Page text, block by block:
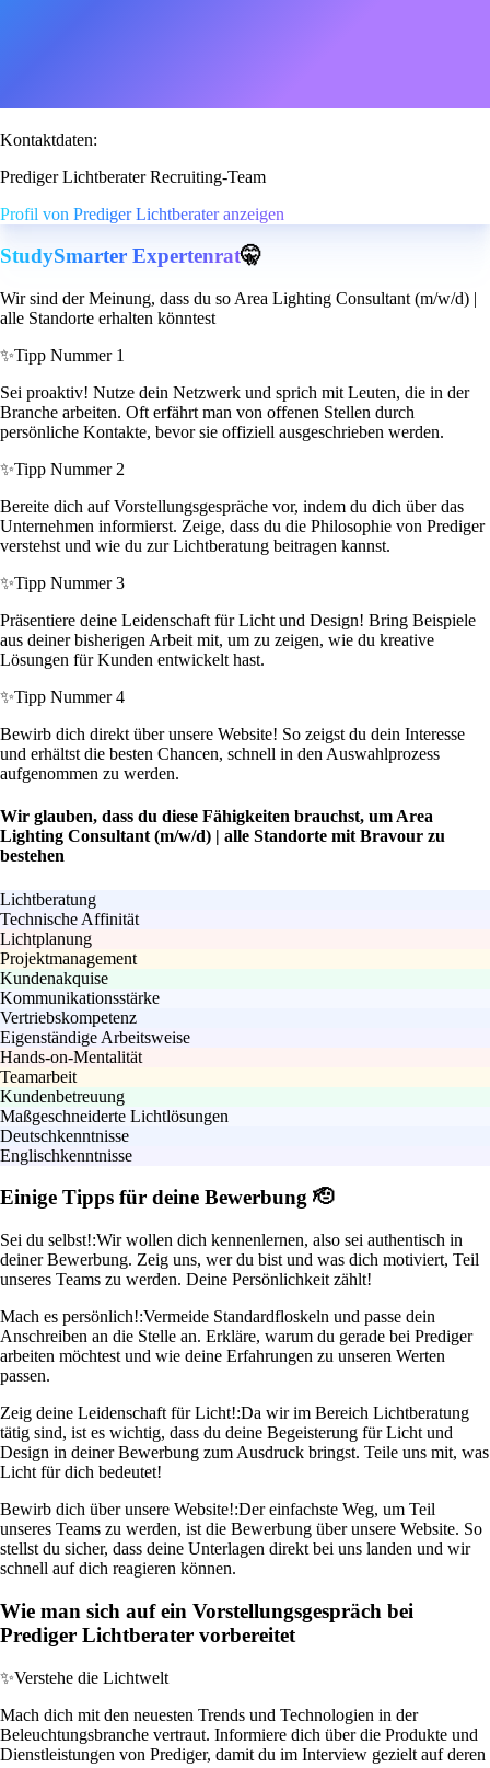
Kontaktdaten:
Prediger Lichtberater Recruiting-Team
Profil von Prediger Lichtberater anzeigen
StudySmarter Expertenrat🤫
Wir sind der Meinung, dass du so Area Lighting Consultant (m/w/d) |
alle Standorte erhalten könntest
✨Tipp Nummer 1
Sei proaktiv! Nutze dein Netzwerk und sprich mit Leuten, die in der
Branche arbeiten. Oft erfährt man von offenen Stellen durch
persönliche Kontakte, bevor sie offiziell ausgeschrieben werden.
✨Tipp Nummer 2
Bereite dich auf Vorstellungsgespräche vor, indem du dich über das
Unternehmen informierst. Zeige, dass du die Philosophie von Prediger
verstehst und wie du zur Lichtberatung beitragen kannst.
✨Tipp Nummer 3
Präsentiere deine Leidenschaft für Licht und Design! Bring Beispiele
aus deiner bisherigen Arbeit mit, um zu zeigen, wie du kreative
Lösungen für Kunden entwickelt hast.
✨Tipp Nummer 4
Bewirb dich direkt über unsere Website! So zeigst du dein Interesse
und erhältst die besten Chancen, schnell in den Auswahlprozess
aufgenommen zu werden.
Wir glauben, dass du diese Fähigkeiten brauchst, um Area
Lighting Consultant (m/w/d) | alle Standorte mit Bravour zu
bestehen
Lichtberatung
Technische Affinität
Lichtplanung
Projektmanagement
Kundenakquise
Kommunikationsstärke
Vertriebskompetenz
Eigenständige Arbeitsweise
Hands-on-Mentalität
Teamarbeit
Kundenbetreuung
Maßgeschneiderte Lichtlösungen
Deutschkenntnisse
Englischkenntnisse
Einige Tipps für deine Bewerbung 🫡
Sei du selbst!:Wir wollen dich kennenlernen, also sei authentisch in
deiner Bewerbung. Zeig uns, wer du bist und was dich motiviert, Teil
unseres Teams zu werden. Deine Persönlichkeit zählt!
Mach es persönlich!:Vermeide Standardfloskeln und passe dein
Anschreiben an die Stelle an. Erkläre, warum du gerade bei Prediger
arbeiten möchtest und wie deine Erfahrungen zu unseren Werten
passen.
Zeig deine Leidenschaft für Licht!:Da wir im Bereich Lichtberatung
tätig sind, ist es wichtig, dass du deine Begeisterung für Licht und
Design in deiner Bewerbung zum Ausdruck bringst. Teile uns mit, was
Licht für dich bedeutet!
Bewirb dich über unsere Website!:Der einfachste Weg, um Teil
unseres Teams zu werden, ist die Bewerbung über unsere Website. So
stellst du sicher, dass deine Unterlagen direkt bei uns landen und wir
schnell auf dich reagieren können.
Wie man sich auf ein Vorstellungsgespräch bei
Prediger Lichtberater vorbereitet
✨Verstehe die Lichtwelt
Mach dich mit den neuesten Trends und Technologien in der
Beleuchtungsbranche vertraut. Informiere dich über die Produkte und
Dienstleistungen von Prediger, damit du im Interview gezielt auf deren